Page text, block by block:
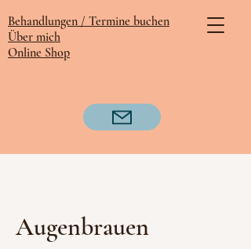
Behandlungen / Termine buchen
Über mich
Online Shop
Augenbrauen